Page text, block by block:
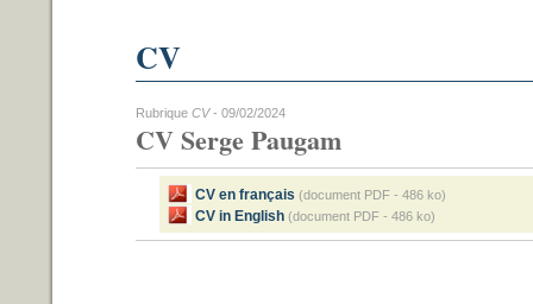
CV
Rubrique CV- 09/02/2024
CV Serge Paugam
CV en français (document PDF - 486 ko)
CV in English (document PDF - 486 ko)